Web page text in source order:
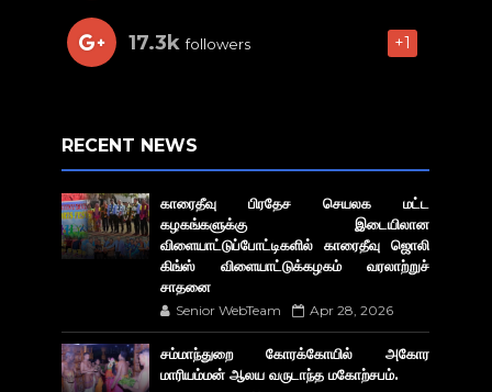
17.3k followers +1
RECENT NEWS
காரைதீவு பிரதேச செயலக மட்ட
கழகங்களுக்கு இடையிலான
விளையாட்டுப்போட்டிகளில் காரைதீவு ஜொலி
கிங்ஸ் விளையாட்டுக்கழகம் வரலாற்றுச்
சாதனை
Senior WebTeam Apr 28, 2026
சம்மாந்துறை கோரக்கோயில் அகோர​
மாரியம்மன் ஆலய வருடாந்த மகோற்சபம்.